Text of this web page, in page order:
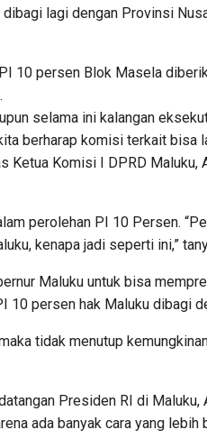
lagi dengan Provinsi
10 persen Blok Masela
selama ini kalangan
berharap komisi terkait bisa
Ketua Komisi I DPRD Maluku,
perolehan PI 10 Persen.
kenapa jadi seperti ini,”
Maluku untuk bisa
persen hak Maluku dibagi
tidak menutup
Presiden RI di Maluku,
ada banyak cara yang lebih